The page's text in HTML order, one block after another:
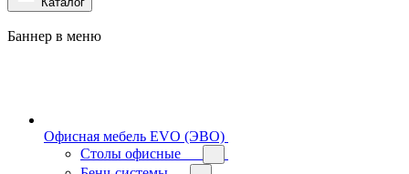
Баннер в меню
Офисная мебель EVO (ЭВО)
Cтолы офисные